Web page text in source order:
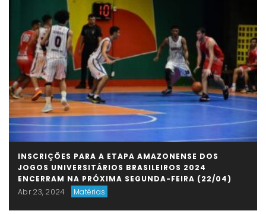
INSCRIÇÕES PARA A ETAPA AMAZONENSE DOS
JOGOS UNIVERSITÁRIOS BRASILEIROS 2024
ENCERRAM NA PRÓXIMA SEGUNDA-FEIRA (22/04)
Abr 23, 2024
Matérias